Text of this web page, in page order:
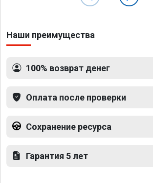
Наши преимущества
100% возврат денег
Оплата после проверки
Сохранение ресурса
Гарантия 5 лет